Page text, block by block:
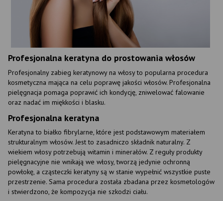
Profesjonalna keratyna do prostowania włosów
Profesjonalny zabieg keratynowy na włosy to popularna procedura
kosmetyczna mająca na celu poprawę jakości włosów. Profesjonalna
pielęgnacja pomaga poprawić ich kondycję, zniwelować falowanie
oraz nadać im miękkości i blasku.
Profesjonalna keratyna
Keratyna to białko fibrylarne, które jest podstawowym materiałem
strukturalnym włosów. Jest to zasadniczo składnik naturalny. Z
wiekiem włosy potrzebują witamin i minerałów. Z reguły produkty
pielęgnacyjne nie wnikają we włosy, tworzą jedynie ochronną
powłokę, a cząsteczki keratyny są w stanie wypełnić wszystkie puste
przestrzenie. Sama procedura została zbadana przez kosmetologów
i stwierdzono, że kompozycja nie szkodzi ciału.